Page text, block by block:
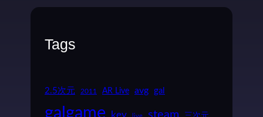
Tags
2.5次元 2011 AR Live avg gal
galgame